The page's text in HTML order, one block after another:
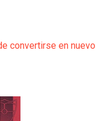
convertirse en nuevo